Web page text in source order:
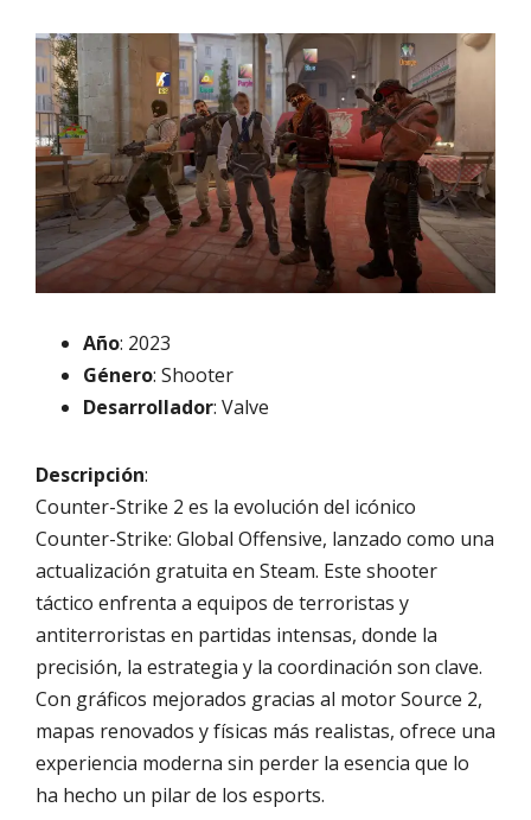
Año: 2023
Género: Shooter
Desarrollador: Valve
Descripción:
Counter-Strike 2 es la evolución del icónico
Counter-Strike: Global Offensive, lanzado como una
actualización gratuita en Steam. Este shooter
táctico enfrenta a equipos de terroristas y
antiterroristas en partidas intensas, donde la
precisión, la estrategia y la coordinación son clave.
Con gráficos mejorados gracias al motor Source 2,
mapas renovados y físicas más realistas, ofrece una
experiencia moderna sin perder la esencia que lo
ha hecho un pilar de los esports.